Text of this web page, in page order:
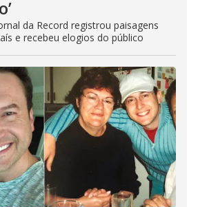
da Record registrou paisagens
e recebeu elogios do público